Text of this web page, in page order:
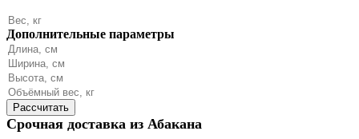
Дополнительные параметры
Срочная доставка из Абакана